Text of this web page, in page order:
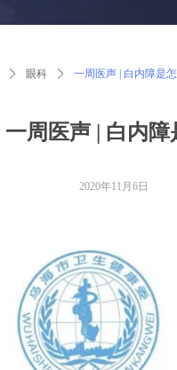
一周医声 | 白内
2020年11月6日
ꄲ 眼科 ꄲ 一周医声 | 白内障是